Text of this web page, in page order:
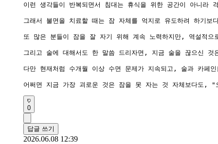
이런 생각들이 반복되면서 침대는 휴식을 위한 공간이 아니
그래서 불면을 치료할 때는 잠 자체를 억지로 유도하려 하기
또 많은 분들이 잠을 잘 자기 위해 계속 노력하지만, 역설적
그리고 술에 대해서도 한 말씀 드리자면, 지금 술을 끊으신
다만 현재처럼 수개월 이상 수면 문제가 지속되고, 술과 카페
0
답글 쓰기
2026.06.08 12:39